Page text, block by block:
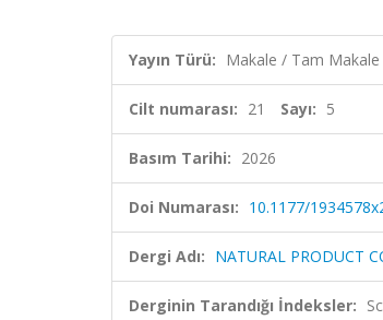
Yayın Türü: Makale / Tam Makale
Cilt numarası: 21 Sayı: 5
Basım Tarihi: 2026
Doi Numarası: 10.1177/
Dergi Adı: NATURAL PRODUCT
Derginin Tarandığı İndeksler: